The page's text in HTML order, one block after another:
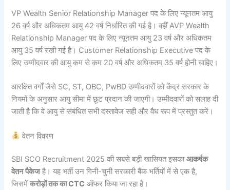
VP Wealth Senior Relationship Manager पद के लिए न्यूनतम आयु
26 वर्ष और अधिकतम आयु 42 वर्ष निर्धारित की गई है। वहीं AVP Wealth
Relationship Manager पद के लिए न्यूनतम आयु 23 वर्ष और अधिकतम
आयु 35 वर्ष रखी गई है। Customer Relationship Executive पद के
लिए उम्मीदवार की आयु कम से कम 20 वर्ष और अधिकतम 35 वर्ष होनी चाहिए।
आरक्षित वर्गों जैसे SC, ST, OBC, PwBD उम्मीदवारों को केंद्र सरकार के
नियमों के अनुसार आयु सीमा में छूट प्रदान की जाएगी। उम्मीदवारों को सलाह दी
जाती है कि वे आयु से संबंधित सभी दस्तावेज सही और वैध रूप में प्रस्तुत करें।
वेतन विवरण
SBI SCO Recruitment 2025 की सबसे बड़ी खासियत इसकाआकर्षक
वेतन पैकेजहै। यह भर्ती उन गिनी-चुनी सरकारी बैंक भर्तियों में से एक है,
जिसमेंकरोड़ों तक का CTC ऑफर किया जा रहा है।